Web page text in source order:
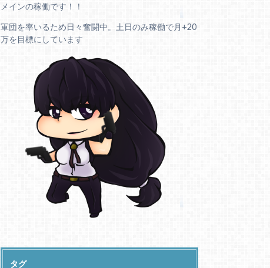
メインの稼働です！！
軍団を率いるため日々奮闘中。土日のみ稼働で月+20
万を目標にしています
タグ